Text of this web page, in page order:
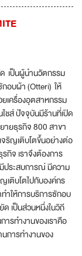
เป็นผู้นำนวัตกรรม
กอบผ้า (Otteri) ให้
เครื่องอุตสาหกรรม
ชส์ ปัจจุบันมีร้านที่เปิด
ายธุรกิจ 800 สาขา
ริญเติบโตขึ้นอย่างต่อ
กิจ เราจึงต้องการ
ประสบการณ์ มีความ
เติบโตไปกับองค์กร
ทำให้การบริการซักอบ
เป็นส่วนหนึ่งในวิถี
รทำงานของเราคือ
การทำงานของ